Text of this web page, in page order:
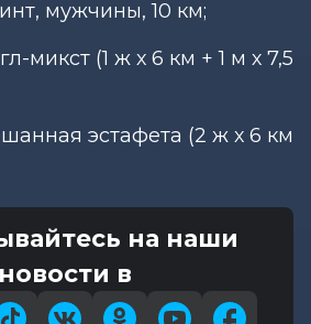
мужчины, 10 км;
микст (1 ж х 6 км + 1 м х 7,5
эстафета (2 ж х 6 км
на наши
новости в